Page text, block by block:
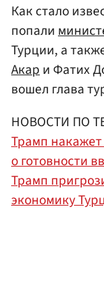
Как стало
попали
Турции, а
Акари Фатих
вошел глава
НОВОСТИ ПО
Трамп
о готовности
Трамп
экономику